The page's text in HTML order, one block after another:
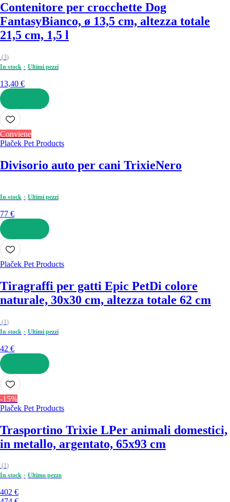
Contenitore per crocchette Dog
FantasyBianco, ø 13,5 cm, altezza totale
21,5 cm, 1,5 l
(3)
In stock
Ultimi pezzi
13,40 €
AGGIUNGI
Conviene
Plaček Pet Products
Divisorio auto per cani TrixieNero
In stock Ultimi pezzi
77 €
AGGIUNGI
Plaček Pet Products
Tiragraffi per gatti Epic PetDi colore
naturale, 30x30 cm, altezza totale 62 cm
(1)
In stock
Ultimi pezzi
42 €
AGGIUNGI
-15%
Plaček Pet Products
Trasportino Trixie LPer animali domestici,
in metallo, argentato, 65x93 cm
(1)
In stock
Ultimo pezzo
402 €